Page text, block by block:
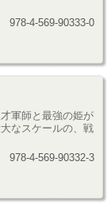
978-4-569-90333-0
軍師と最強の姫が
なスケールの、戦
978-4-569-90332-3